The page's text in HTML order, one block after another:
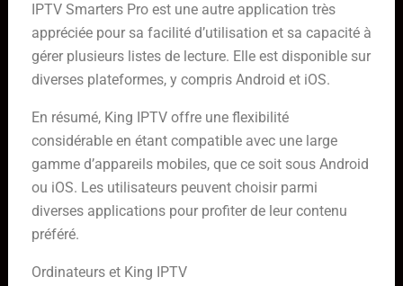
IPTV Smarters Pro est une autre application très
appréciée pour sa facilité d’utilisation et sa capacité à
gérer plusieurs listes de lecture. Elle est disponible sur
diverses plateformes, y compris Android et iOS.
En résumé, King IPTV offre une flexibilité
considérable en étant compatible avec une large
gamme d’appareils mobiles, que ce soit sous Android
ou iOS. Les utilisateurs peuvent choisir parmi
diverses applications pour profiter de leur contenu
préféré.
Ordinateurs et King IPTV